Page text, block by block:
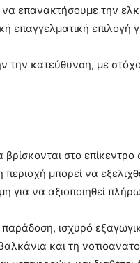
επανακτήσουμε την
επαγγελματική επιλογή
κατεύθυνση, με στόχο
στο
μπορεί να
για να αξιοποιηθεί
ισχυρό
και τη